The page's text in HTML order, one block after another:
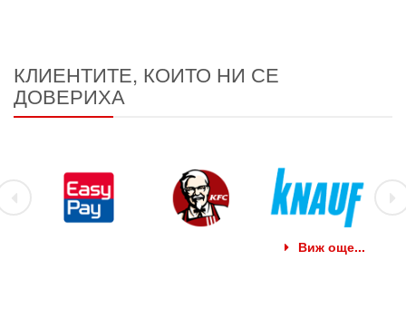
КЛИЕНТИТЕ, КОИТО НИ СЕ
ДОВЕРИХА
Виж още...